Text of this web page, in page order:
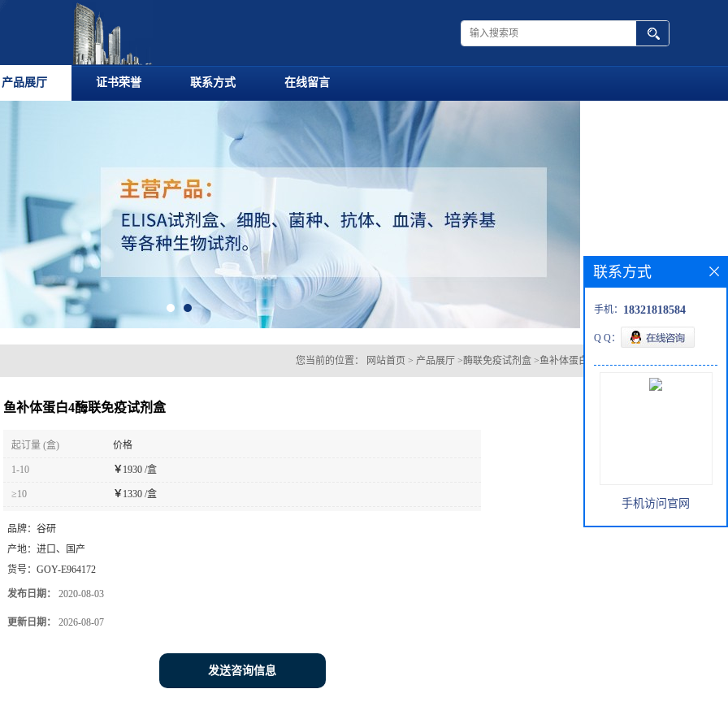
产品展厅 证书荣誉 联系方式 在线留言
您当前的位置： 网站首页 产品展厅 酶联免疫试剂盒 鱼补体蛋白4酶联免疫试剂盒
鱼补体蛋白4酶联免疫试剂盒
起订量 (盒) 价格
1-10 ￥ 1930 /盒
≥10 ￥ 1330 /盒
品牌：
谷研
产地： 进口、国产
货号：
GOY-E964172
发布日期： 2020-08-03
更新日期： 2026-08-07
发送咨询信息
联系方式
手机： 18321818584
Q Q：
手机访问官网